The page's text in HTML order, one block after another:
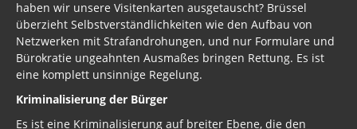
haben wir unsere Visitenkarten ausgetauscht? Brüssel
überzieht Selbstverständlichkeiten wie den Aufbau von
Netzwerken mit Strafandrohungen, und nur Formulare und
Bürokratie ungeahnten Ausmaßes bringen Rettung. Es ist
eine komplett unsinnige Regelung.
Kriminalisierung der Bürger
Es ist eine Kriminalisierung auf breiter Ebene, die den